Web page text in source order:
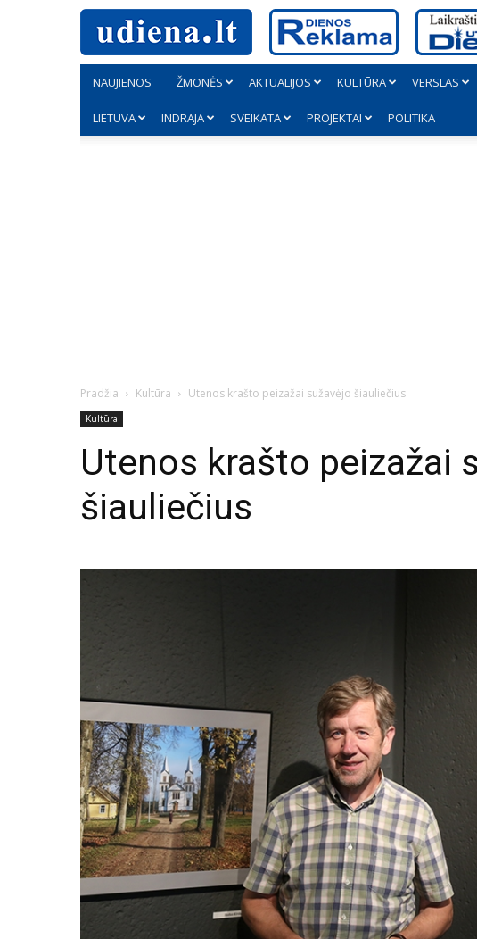
NAUJIENOS ŽMONĖS AKTUALIJOS KULTŪRA VERSLAS
LIETUVA INDRAJA SVEIKATA PROJEKTAI POLITIKA
Pradžia Kultūra Utenos krašto peizažai sužavėjo šiauliečius
Kultūra
Utenos krašto peizažai
šiauliečius